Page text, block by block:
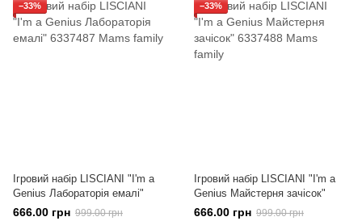
−33%
Ігровий набір LISCIANI "I'm a
Genius Лабораторія емалі"
666.00 грн 999.00 грн
−33%
Ігровий набір LISCIANI "I'm a
Genius Майстерня зачісок"
666.00 грн 999.00 грн